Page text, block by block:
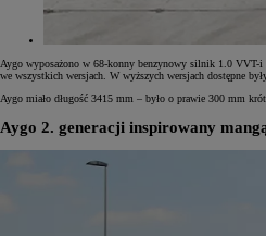
Aygo wyposażono w 68-konny benzynowy silnik 1.0 VVT-i
we wszystkich wersjach. W wyższych wersjach dostępne
Aygo miało długość 3415 mm – było o prawie 300 mm
Aygo 2. generacji inspirowany